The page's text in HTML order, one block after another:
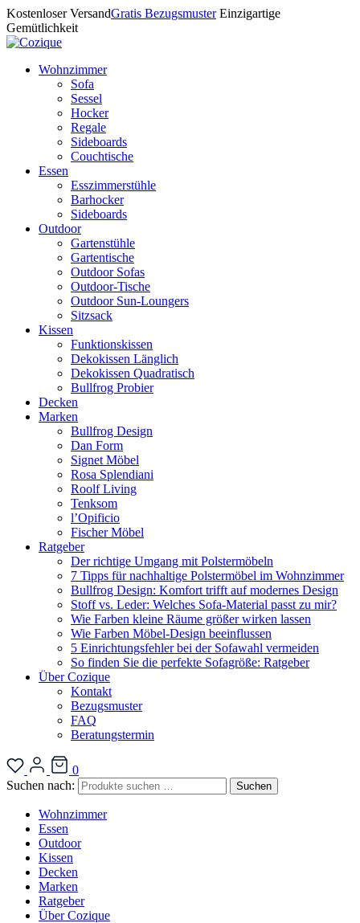
Kostenloser VersandGratis Bezugsmuster Einzigartige
Gemütlichkeit
Wohnzimmer
Sofa
Sessel
Hocker
Regale
Sideboards
Couchtische
Essen
Esszimmerstühle
Barhocker
Sideboards
Outdoor
Gartenstühle
Gartentische
Outdoor Sofas
Outdoor-Tische
Outdoor Sun-Loungers
Sitzsack
Kissen
Funktionskissen
Dekokissen Länglich
Dekokissen Quadratisch
Bullfrog Probier
Decken
Marken
Bullfrog Design
Dan Form
Signet Möbel
Rosa Splendiani
Roolf Living
Tenksom
l’Opificio
Fischer Möbel
Ratgeber
Der richtige Umgang mit Polstermöbeln
7 Tipps für nachhaltige Polstermöbel im Wohnzimmer
Bullfrog Design: Komfort trifft auf modernes Design
Stoff vs. Leder: Welches Sofa-Material passt zu mir?
Wie Farben kleine Räume größer wirken lassen
Wie Farben Möbel-Design beeinflussen
5 Einrichtungsfehler bei der Sofawahl vermeiden
So finden Sie die perfekte Sofagröße: Ratgeber
Über Cozique
Kontakt
Bezugsmuster
FAQ
Beratungstermin
0
Suchen nach:
Suchen
Wohnzimmer
Essen
Outdoor
Kissen
Decken
Marken
Ratgeber
Über Cozique